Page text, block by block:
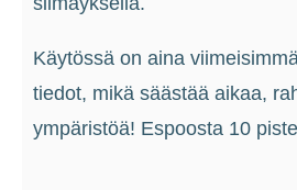
Käytössä on aina
tiedot, mikä säästää aikaa,
ympäristöä! Espoosta 10